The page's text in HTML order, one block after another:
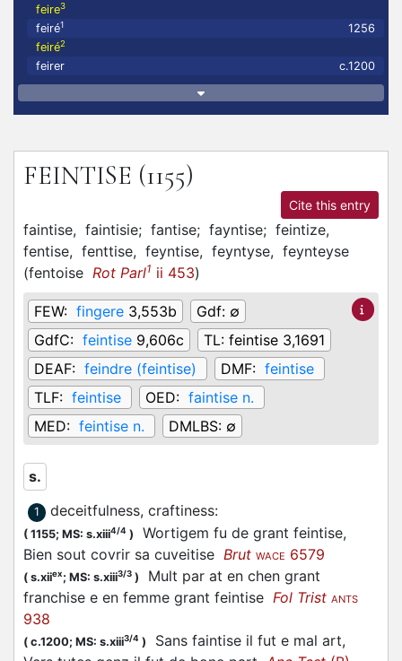
feire3
feiré1
1256
feiré2
feirer c.1200
FEINTISE (1155)
Cite this entry
faintise, faintisie; fantise; fayntise; feintize,
fentise, fenttise, feyntise, feyntyse, feynteyse
(fentoise Rot Parl1 ii 453)
FEW: fingere 3,553b Gdf: ∅
GdfC: feintise 9,606c TL: feintise 3,1691
DEAF: feindre (feintise) DMF: feintise
TLF: feintise OED: faintise n.
MED: feintise n. DMLBS: ∅
s.
1 deceitfulness, craftiness:
( 1155; MS: s.xiii4/4 )
Wortigem fu de grant feintise,
Bien sout covrir sa cuveitise Brut WACE 6579
( s.xiiex; MS: s.xiii3/3 )
Mult par at en chen grant
franchise e en femme grant feintise Fol Trist ANTS
938
( c.1200; MS: s.xiii3/4 )
Sans faintise il fut e mal art,